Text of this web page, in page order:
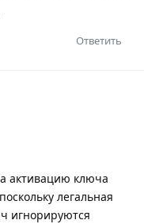
Ответить
активацию ключа
легальная
игнорируются